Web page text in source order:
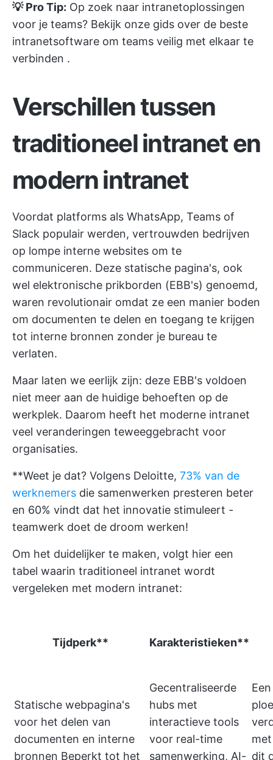
💡 Pro Tip: Op zoek naar intranetoplossingen
voor je teams? Bekijk onze gids over de beste
intranetsoftware om teams veilig met elkaar te
verbinden .
Verschillen tussen
traditioneel intranet en
modern intranet
Voordat platforms als WhatsApp, Teams of
Slack populair werden, vertrouwden bedrijven
op lompe interne websites om te
communiceren. Deze statische pagina's, ook
wel elektronische prikborden (EBB's) genoemd,
waren revolutionair omdat ze een manier boden
om documenten te delen en toegang te krijgen
tot interne bronnen zonder je bureau te
verlaten.
Maar laten we eerlijk zijn: deze EBB's voldoen
niet meer aan de huidige behoeften op de
werkplek. Daarom heeft het moderne intranet
veel veranderingen teweeggebracht voor
organisaties.
**Weet je dat? Volgens Deloitte, 73% van de
werknemers die samenwerken presteren beter
en 60% vindt dat het innovatie stimuleert -
teamwerk doet de droom werken!
Om het duidelijker te maken, volgt hier een
tabel waarin traditioneel intranet wordt
vergeleken met modern intranet:
Tijdperk** Karakteristieken**
Statische webpagina's
voor het delen van
documenten en interne
bronnen Beperkt tot het
Gecentraliseerde
hubs met
interactieve tools
voor real-time
samenwerking, AI- dit